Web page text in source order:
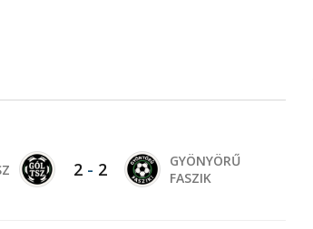
2- 2
GYÖNYÖRŰ
FASZIK